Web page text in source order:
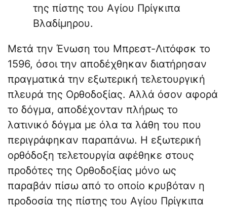
της πίστης του Αγίου Πρίγκιπα
Βλαδίμηρου.
Μετά την Ένωση του Μπρεστ-Λιτόφσκ το
1596, όσοι την αποδέχθηκαν διατήρησαν
πραγματικά την εξωτερική τελετουργική
πλευρά της Ορθοδοξίας. Αλλά όσον αφορά
το δόγμα, αποδέχονταν πλήρως το
λατινικό δόγμα με όλα τα λάθη του που
περιγράφηκαν παραπάνω. Η εξωτερική
ορθόδοξη τελετουργία αφέθηκε στους
προδότες της Ορθοδοξίας μόνο ως
παραβάν πίσω από το οποίο κρυβόταν η
προδοσία της πίστης του Αγίου Πρίγκιπα